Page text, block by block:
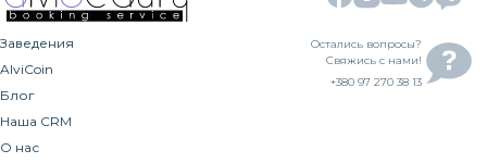
Заведения
AlviCoin
Блог
Наша CRM
О нас
Остались вопросы?
Свяжись с нами!
+380 97 270 38 13